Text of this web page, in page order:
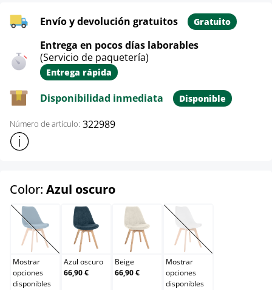
Envío y devolución gratuitos Gratuito
Entrega en pocos días laborables
(Servicio de paquetería)
Entrega rápida
Disponibilidad inmediata Disponible
Número de artículo: 322989
Mostrar más información sobre el producto
Color: Azul oscuroselect
Azul
(Esta opción no está disponible en este momento.)
Mostrar
opciones
disponibles
Azul oscuro
Azul oscuro
66,90 €
Beige
Beige
66,90 €
Blanco
(Esta opción no está
Mostrar
opciones
disponibles